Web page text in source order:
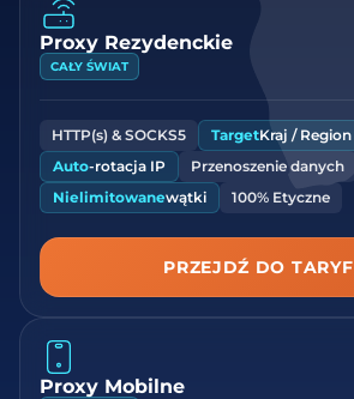
Proxy Rezydenckie
CAŁY ŚWIAT
HTTP(s) & SOCKS5 TargetKraj / Region
Auto-rotacja IP
Przenoszenie danych
Nielimitowanewątki 100% Etyczne
PRZEJDŹ DO TARYF
Proxy Mobilne